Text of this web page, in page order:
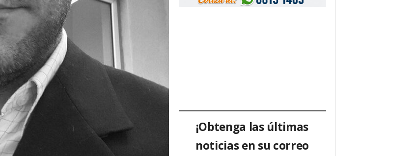
¡Obtenga las últimas
noticias en su correo